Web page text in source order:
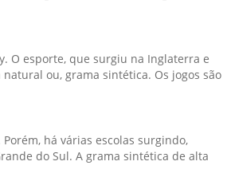
O esporte, que surgiu na Inglaterra e
ou, grama sintética. Os jogos são
há várias escolas surgindo,
do Sul. A grama sintética de alta